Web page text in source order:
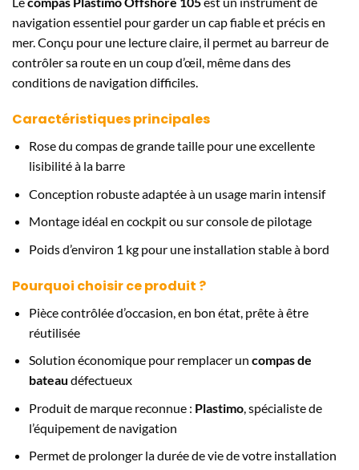
navigation essentiel pour garder un cap fiable et précis en
mer. Conçu pour une lecture claire, il permet au barreur de
contrôler sa route en un coup d’œil, même dans des
conditions de navigation difficiles.
Caractéristiques principales
Rose du compas de grande taille pour une excellente
lisibilité à la barre
Conception robuste adaptée à un usage marin intensif
Montage idéal en cockpit ou sur console de pilotage
Poids d’environ 1 kg pour une installation stable à bord
Pourquoi choisir ce produit ?
Pièce contrôlée d’occasion, en bon état, prête à être
réutilisée
Solution économique pour remplacer un compas de
bateau défectueux
Produit de marque reconnue : Plastimo, spécialiste de
l’équipement de navigation
Permet de prolonger la durée de vie de votre installation